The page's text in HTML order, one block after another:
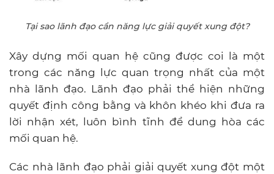
Tại sao lãnh đạo cần năng lực giải quyết xung đột?
Xây dựng mối quan hệ cũng được coi là một
trong các năng lực quan trọng nhất của một
nhà lãnh đạo. Lãnh đạo phải thể hiện những
quyết định công bằng và khôn khéo khi đưa ra
lời nhận xét, luôn bình tĩnh để dung hòa các
mối quan hệ.
Các nhà lãnh đạo phải giải quyết xung đột một